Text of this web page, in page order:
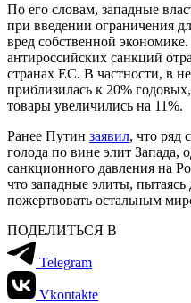
По его словам, западные
при введении ограничения
вред собственной
антироссийских санкций
странах ЕС. В частности, в
приблизилась к 20%
товары увеличились на 11%.
Ранее Путин заявил, что ряд
голода по вине элит
санкционного давления на
что западные элиты,
пожертвовать остальным
ПОДЕЛИТЬСЯ В
Telegram
Vkontakte